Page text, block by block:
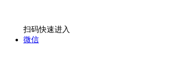
扫码快速进入
微信